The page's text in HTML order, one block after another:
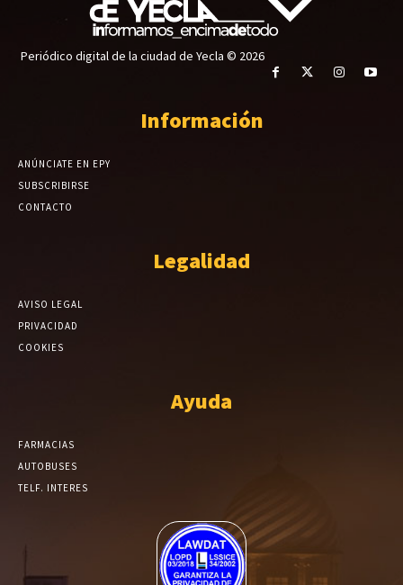
Periódico digital de la ciudad de Yecla © 2026
Información
ANÚNCIATE EN EPY
SUBSCRIBIRSE
CONTACTO
Legalidad
AVISO LEGAL
PRIVACIDAD
COOKIES
Ayuda
FARMACIAS
AUTOBUSES
TELF. INTERES